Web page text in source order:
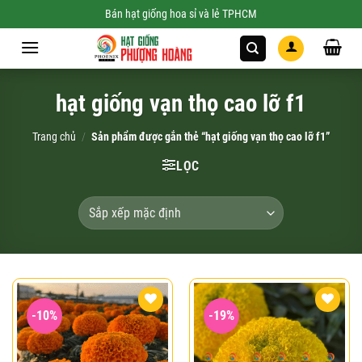
to
content
Bán hạt giống hoa sỉ và lẻ TPHCM
hạt giống vạn thọ cao lỡ f1
Trang chủ / Sản phẩm được gắn thẻ “hạt giống vạn thọ cao lỡ f1”
LỌC
-10%
Add to
-19%
Add to